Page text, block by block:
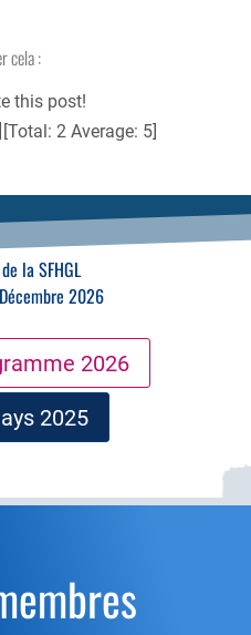
cela :
this post!
[Total: 2Average: 5]
la SFHGL
2026
2026
2025